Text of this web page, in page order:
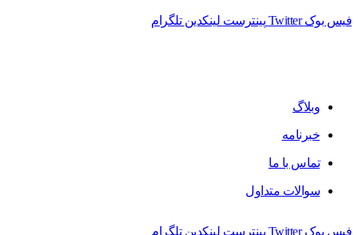
فیس بوک Twitter پینترست لینکدین تلگرام
وبلاگ
خبرنامه
تماس با ما
سوالات متداول
فیس بوک Twitter پینترست لینکدین تلگرام